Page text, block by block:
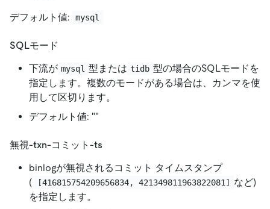
デフォルト値: mysql
SQLモード
下流が mysql 型または tidb 型の場合のSQLモードを
指定します。複数のモードがある場合は、カンマを使
用して区切ります。
デフォルト値: ""
無視-txn-コミット-ts
binlogが無視されるコミット タイムスタンプ
(
[416815754209656834, 421349811963822081]
など)
を指定します。